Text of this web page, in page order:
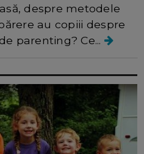
despre metodele
au copiii despre
parenting? Ce...